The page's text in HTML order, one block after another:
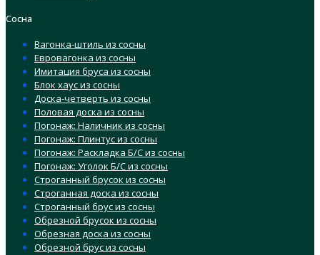
Сосна
Вагонка-штиль из сосны
Евровагонка из сосны
Имитация бруса из сосны
Блок хаус из сосны
Доска-четверть из сосны
Половая доска из сосны
Погонаж: Наличник из сосны
Погонаж: Плинтус из сосны
Погонаж: Раскладка Б/С из сосны
Погонаж: Уголок Б/С из сосны
Строганный брусок из сосны
Строганная доска из сосны
Строганный брус из сосны
Обрезной брусок из сосны
Обрезная доска из сосны
Обрезной брус из сосны